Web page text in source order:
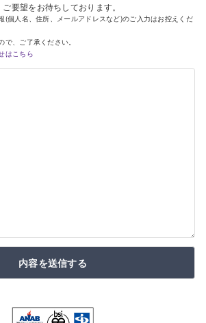
要望をお待ちしております。
(個人名、住所、メールアドレスなど)のご入力はお控えくだ
、ご了承ください。
はこちら
内容を送信する